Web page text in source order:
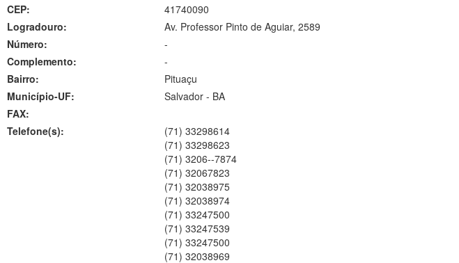
CEP:
41740090
Logradouro:
Av. Professor Pinto de Aguiar, 2589
Número:
-
Complemento:
-
Bairro:
Pituaçu
Município-UF:
Salvador- BA
FAX:
Telefone(s):
(71) 33298614
(71) 33298623
(71) 3206--7874
(71) 32067823
(71) 32038975
(71) 32038974
(71) 33247500
(71) 33247539
(71) 33247500
(71) 32038969